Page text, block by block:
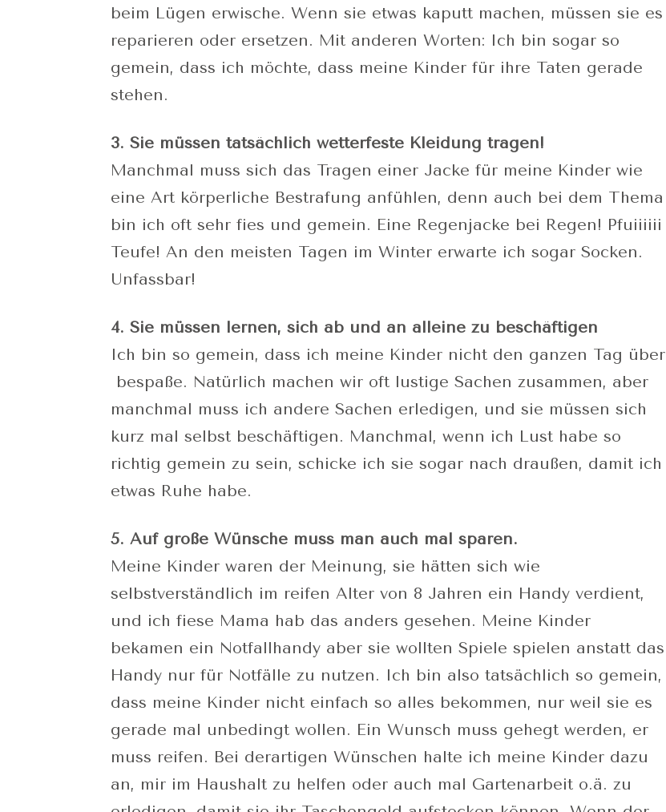
beim Lügen erwische. Wenn sie etwas kaputt machen, müssen sie es
reparieren oder ersetzen. Mit anderen Worten: Ich bin sogar so
gemein, dass ich möchte, dass meine Kinder für ihre Taten gerade
stehen.
3. Sie müssen tatsächlich wetterfeste Kleidung tragen!
Manchmal muss sich das Tragen einer Jacke für meine Kinder wie
eine Art körperliche Bestrafung anfühlen, denn auch bei dem Thema
bin ich oft sehr fies und gemein. Eine Regenjacke bei Regen! Pfuiiiiii
Teufe! An den meisten Tagen im Winter erwarte ich sogar Socken.
Unfassbar!
4. Sie müssen lernen, sich ab und an alleine zu beschäftigen
Ich bin so gemein, dass ich meine Kinder nicht den ganzen Tag über
bespaße. Natürlich machen wir oft lustige Sachen zusammen, aber
manchmal muss ich andere Sachen erledigen, und sie müssen sich
kurz mal selbst beschäftigen. Manchmal, wenn ich Lust habe so
richtig gemein zu sein, schicke ich sie sogar nach draußen, damit ich
etwas Ruhe habe.
5. Auf große Wünsche muss man auch mal sparen.
Meine Kinder waren der Meinung, sie hätten sich wie
selbstverständlich im reifen Alter von 8 Jahren ein Handy verdient,
und ich fiese Mama hab das anders gesehen. Meine Kinder
bekamen ein Notfallhandy aber sie wollten Spiele spielen anstatt das
Handy nur für Notfälle zu nutzen. Ich bin also tatsächlich so gemein,
dass meine Kinder nicht einfach so alles bekommen, nur weil sie es
gerade mal unbedingt wollen. Ein Wunsch muss gehegt werden, er
muss reifen. Bei derartigen Wünschen halte ich meine Kinder dazu
an, mir im Haushalt zu helfen oder auch mal Gartenarbeit o.ä. zu